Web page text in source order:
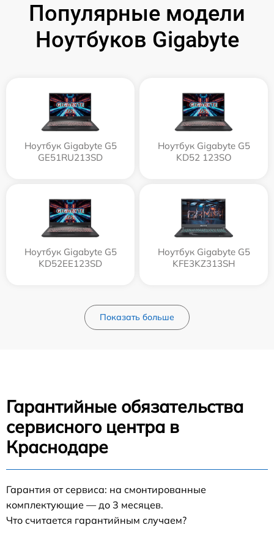
Популярные модели
Ноутбуков Gigabyte
Ноутбук Gigabyte G5
GE51RU213SD
Ноутбук Gigabyte G5
KD52 123SO
Ноутбук Gigabyte G5
KD52EE123SD
Ноутбук Gigabyte G5
KFE3KZ313SH
Показать больше
Гарантийные обязательства
сервисного центра в
Краснодаре
Гарантия от сервиса: на смонтированные
комплектующие — до 3 месяцев.
Что считается гарантийным случаем?